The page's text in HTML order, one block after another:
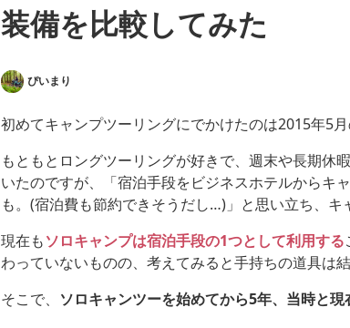
装備を比較してみた
ぴいまり
初めてキャンプツーリングにでかけたのは2015年5月
もともとロングツーリングが好きで、週末や長期休
いたのですが、「宿泊手段をビジネスホテルからキ
も。(宿泊費も節約できそうだし…)」と思い立ち、
現在もソロキャンプは宿泊手段の1つとして利用する
わっていないものの、考えてみると手持ちの道具は
そこで、 ソロキャンツーを始めてから5年、当時と